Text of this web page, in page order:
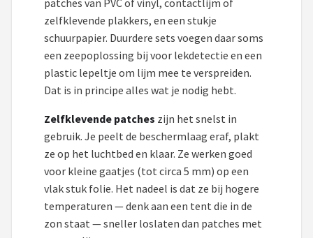
Gimeg
Campingaz
Benson
zelfklevende plakkers, en een stukje
schuurpapier. Duurdere sets voegen daar soms
een zeepoplossing bij voor lekdetectie en een
plastic lepeltje om lijm mee te verspreiden.
Dat is in principe alles wat je nodig hebt.
Zelfklevende patches zijn het snelst in
gebruik. Je peelt de beschermlaag eraf, plakt
ze op het luchtbed en klaar. Ze werken goed
voor kleine gaatjes (tot circa 5 mm) op een
vlak stuk folie. Het nadeel is dat ze bij hogere
temperaturen — denk aan een tent die in de
zon staat — sneller loslaten dan patches met